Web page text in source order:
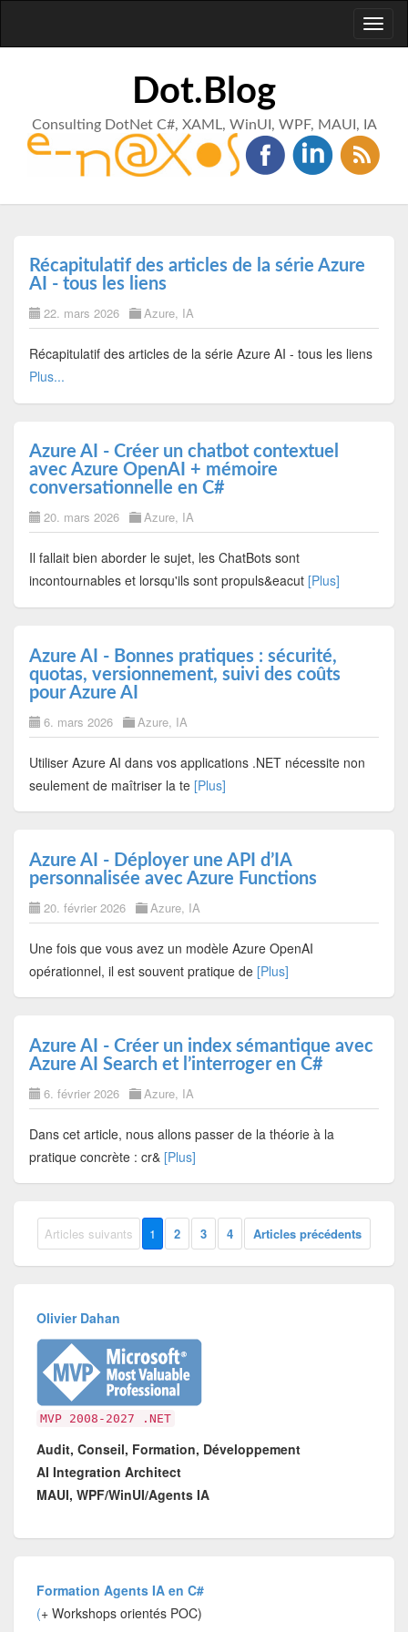
Dot.Blog
Consulting DotNet C#, XAML, WinUI, WPF, MAUI, IA
Récapitulatif des articles de la série Azure
AI - tous les liens
22. mars 2026 Azure, IA
Récapitulatif des articles de la série Azure AI - tous les liens
Plus...
Azure AI - Créer un chatbot contextuel
avec Azure OpenAI + mémoire
conversationnelle en C#
20. mars 2026 Azure, IA
Il fallait bien aborder le sujet, les ChatBots sont
incontournables et lorsqu'ils sont propuls&eacut [Plus]
Azure AI - Bonnes pratiques : sécurité,
quotas, versionnement, suivi des coûts
pour Azure AI
6. mars 2026 Azure, IA
Utiliser Azure AI dans vos applications .NET nécessite non
seulement de maîtriser la te [Plus]
Azure AI - Déployer une API d’IA
personnalisée avec Azure Functions
20. février 2026 Azure, IA
Une fois que vous avez un modèle Azure OpenAI
opérationnel, il est souvent pratique de [Plus]
Azure AI - Créer un index sémantique avec
Azure AI Search et l’interroger en C#
6. février 2026 Azure, IA
Dans cet article, nous allons passer de la théorie à la
pratique concrète : cr& [Plus]
Articles suivants 1 2 3 4 Articles précédents
Olivier Dahan
MVP 2008-2027 .NET
Audit, Conseil, Formation, Développement
AI Integration Architect
MAUI, WPF/WinUI/Agents IA
Formation Agents IA en C#
(+ Workshops orientés POC)